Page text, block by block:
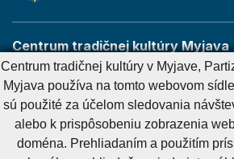
Centrum tradičnej kultúry Myjava
Partizánska 290/17
907 01 Myjava
Cookies nastavenieCookies - viac informácií
Technický prevádzkovateľ
Centrum tradičnej kultúry v Myjave,
Myjava používa na tomto webovom
sú použité za účelom sledovania
alebo k prispôsobeniu zobrazenia
doména. Prehliadaním a použitím